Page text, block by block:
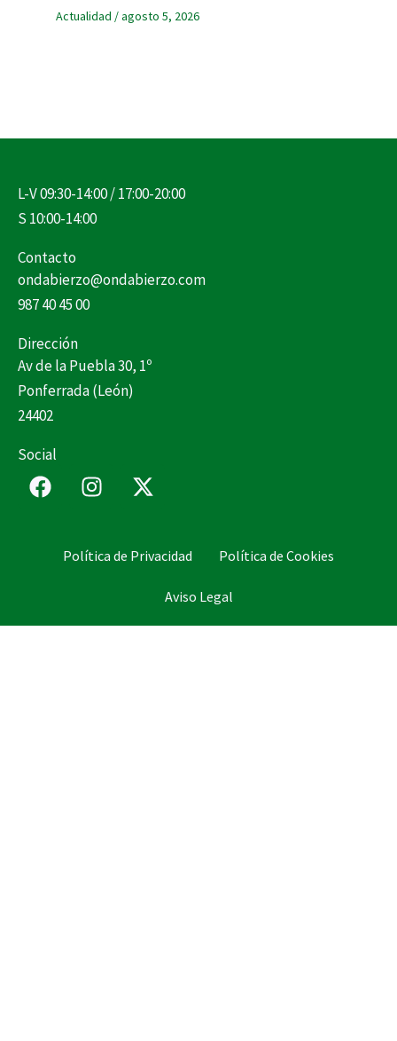
Actualidad /agosto 5, 2026
L-V 09:30-14:00 / 17:00-20:00
S 10:00-14:00
Contacto
ondabierzo@ondabierzo.com
987 40 45 00
Dirección
Av de la Puebla 30, 1º
Ponferrada (León)
24402
Social
F
a
k
I
n
a
a
X
-
i
e
Política de Privacidad Política de Cookies
Aviso Legal